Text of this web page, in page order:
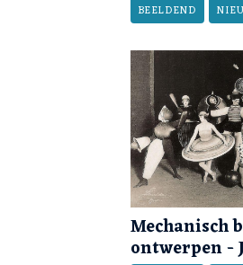
BEELDEND
Mechanisch
ontwerpen -